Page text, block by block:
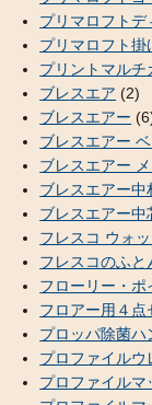
プリマロフトデ
プリマロフト掛
プリントマルチ
ブレスエア (2)
ブレスエアー
ブレスエアー
ブレスエアー
ブレスエアー中
ブレスエアー中
フレスコ ウォ
フレスコのふと
フローリー・ポ
フロアー用４点
プロッパ除菌ハ
プロファイルウ
プロファイル